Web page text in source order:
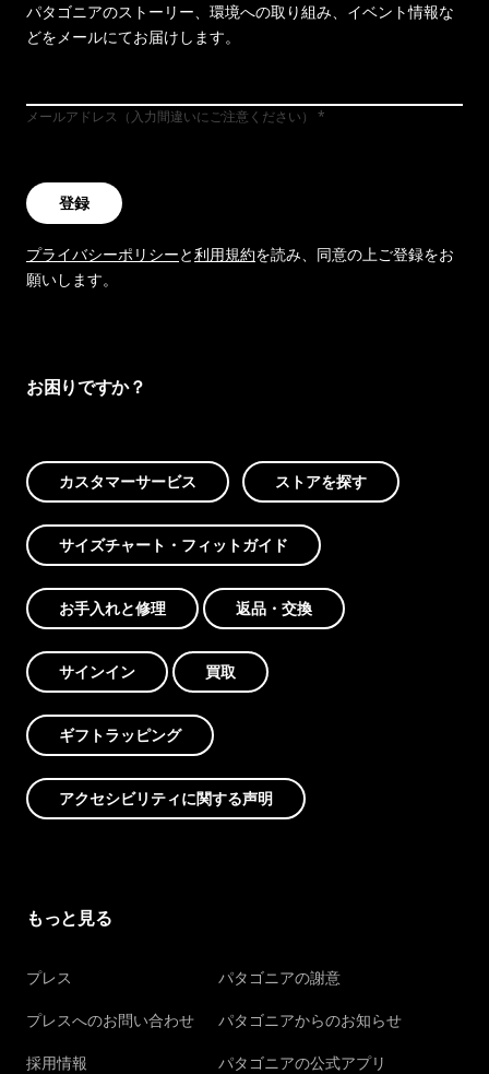
パタゴニアのストーリー、環境への取り組み、イベント情報な
どをメールにてお届けします。
メールアドレス（入力間違いにご注意ください）
登録
プライバシーポリシーと利用規約を読み、同意の上ご登録をお
願いします。
お困りですか？
カスタマーサービス ストアを探す
サイズチャート・フィットガイド
お手入れと修理 返品・交換
サインイン 買取
ギフトラッピング
アクセシビリティに関する声明
もっと見る
プレス
プレスへのお問い合わせ
採用情報
パタゴニアの謝意
パタゴニアからのお知らせ
パタゴニアの公式アプリ